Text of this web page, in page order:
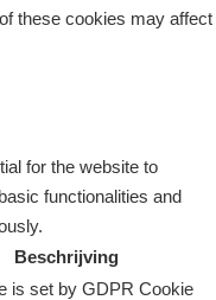
these cookies may affect
for the website to
functionalities and
Beschrijving
is set by GDPR Cookie